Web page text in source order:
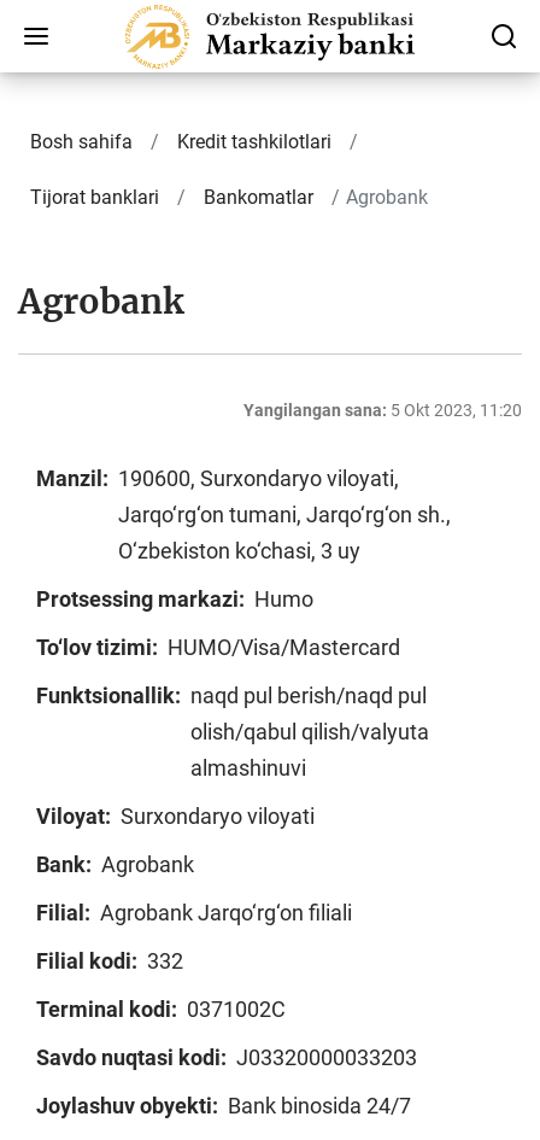
Bosh sahifa Kredit tashkilotlari
Tijorat banklari Bankomatlar Agrobank
Agrobank
Yangilangan sana: 5 Okt 2023, 11:20
Manzil: 190600, Surxondaryo viloyati,
Jarqo‘rg‘on tumani, Jarqo‘rg‘on sh.,
O‘zbekiston ko‘chasi, 3 uy
Protsessing markazi: Humo
To‘lov tizimi: HUMO/Visa/Mastercard
Funktsionallik: naqd pul berish/naqd pul
olish/qabul qilish/valyuta
almashinuvi
Viloyat: Surxondaryo viloyati
Bank: Agrobank
Filial: Agrobank Jarqo‘rg‘on filiali
Filial kodi: 332
Terminal kodi: 0371002C
Savdo nuqtasi kodi: J03320000033203
Joylashuv obyekti: Bank binosida 24/7